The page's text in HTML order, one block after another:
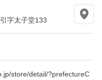
字太子堂133
store/detail/?prefectureC